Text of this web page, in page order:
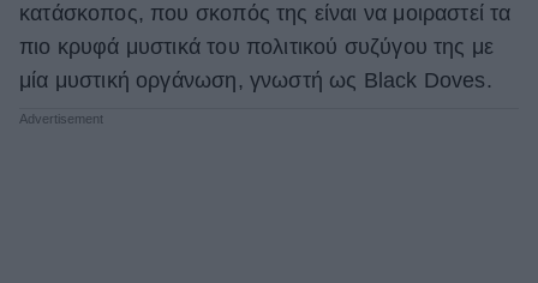
κατάσκοπος, που σκοπός της είναι να μοιραστεί τα
πιο κρυφά μυστικά του πολιτικού συζύγου της με
μία μυστική οργάνωση, γνωστή ως Black Doves.